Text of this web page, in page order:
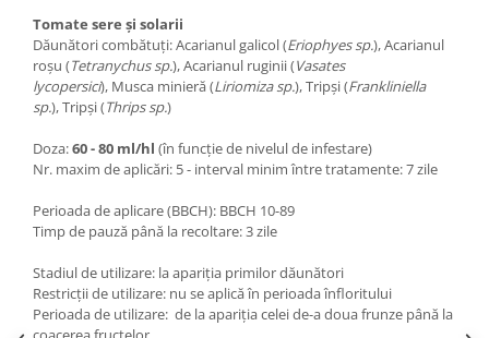
Tomate sere și solarii
Dăunători combătuți: Acarianul galicol (Eriophyes sp.), Acarianul
roșu (Tetranychus sp.), Acarianul ruginii (Vasates
lycopersici), Musca minieră (Liriomiza sp.), Tripși (Frankliniella
sp.), Tripși (Thrips sp.)
Doza:60 - 80 ml/hl (în funcție de nivelul de infestare)
Nr. maxim de aplicări: 5 - interval minim între tratamente: 7 zile
Perioada de aplicare (BBCH): BBCH 10-89
Timp de pauză până la recoltare: 3 zile
Stadiul de utilizare: la apariția primilor dăunători
Restricții de utilizare: nu se aplică în perioada înfloritului
Perioada de utilizare: de la apariția celei de-a doua frunze până la